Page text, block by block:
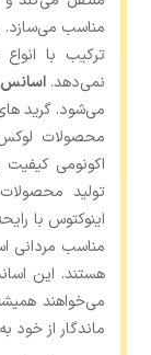
مناسب می‌سازد.
ترکیب با
نمی‌دهد. اسانس
می‌شود. گرید
محصولات لوکس
اکونومی
تولید
اینوکتوس با
مناسب مردانی
هستند. این
می‌خواهند
ماندگار از خود